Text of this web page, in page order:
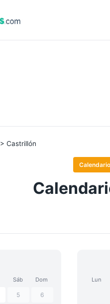
> Castrillón
Sáb Dom
5 6
Lun